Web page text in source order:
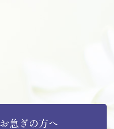
お急ぎの方へ